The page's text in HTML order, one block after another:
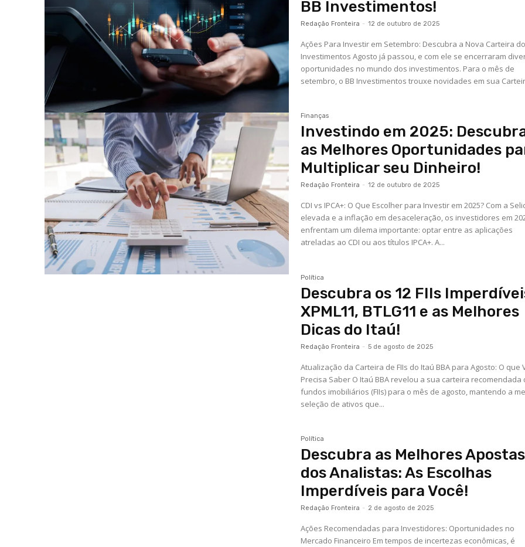
BB Investimentos!
Redação Fronteira - 12 de outubro de 2025
Ações Para Investir em Setembro: Descubra a Nova Carteira
Investimentos Agosto já passou, e com ele se encerraram
oportunidades no mundo dos investimentos. Para o mês de
setembro, o BB Investimentos trouxe novidades em sua
Finanças
Investindo em 2025:
as Melhores Oportunidades
Multiplicar seu Dinheiro!
Redação Fronteira - 12 de outubro de 2025
CDI vs IPCA+: O Que Escolher para Investir em 2025? Com a
elevada e a inflação em desaceleração, os investidores em
enfrentam um dilema importante: optar entre as aplicações
atreladas ao CDI ou aos títulos IPCA+. A...
Política
Descubra os 12 FIIs
XPML11, BTLG11 e as Melhores
Dicas do Itaú!
Redação Fronteira - 5 de agosto de 2025
Atualização da Carteira de FIIs do Itaú BBA para Agosto: O que
Precisa Saber O Itaú BBA revelou a sua carteira recomendada
fundos imobiliários (FIIs) para o mês de agosto, mantendo a
seleção de ativos que...
Política
Descubra as Melhores Apostas
dos Analistas: As Escolhas
Imperdíveis para Você!
Redação Fronteira - 2 de agosto de 2025
Ações Recomendadas para Investidores: Oportunidades no
Mercado Financeiro Em tempos de incertezas econômicas, é